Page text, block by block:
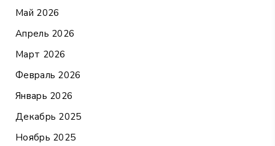
Май 2026
Апрель 2026
Март 2026
Февраль 2026
Январь 2026
Декабрь 2025
Ноябрь 2025